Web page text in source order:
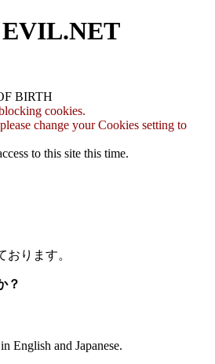
BIRTH
cookies.
change your Cookies setting to
to this site this time.
おります。
？
English and Japanese.